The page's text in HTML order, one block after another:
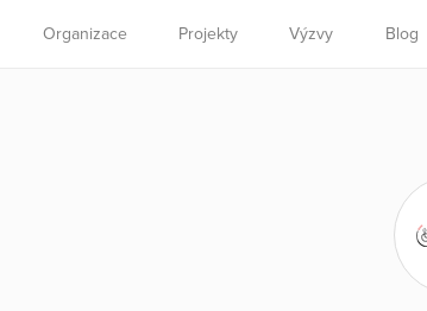
Organizace Projekty Výzvy Blog